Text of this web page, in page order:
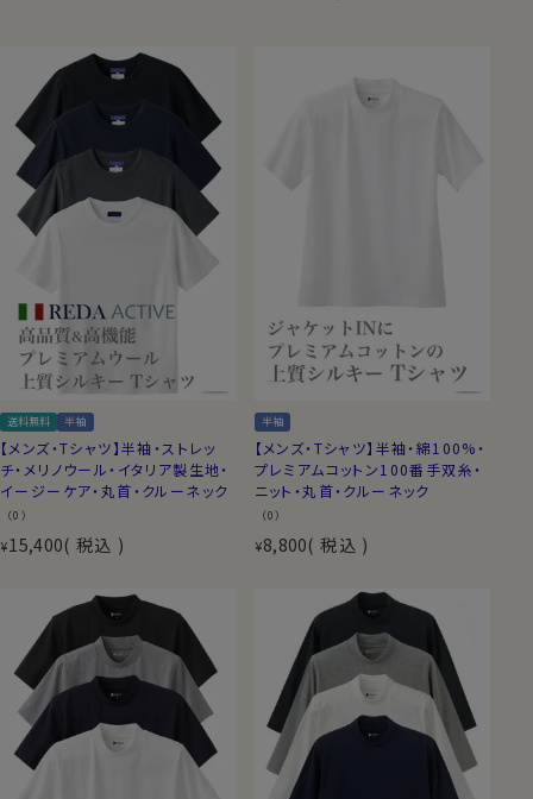
送料無料 半袖
【メンズ・Tシャツ】半袖・ストレッ
チ・メリノウール・イタリア製生地・
イージーケア・丸首・クルーネック
（0）
¥15,400 税込
半袖
【メンズ・Tシャツ】半袖・綿100%・
プレミアムコットン100番手双糸・
ニット・丸首・クルーネック
（0）
¥8,800 税込